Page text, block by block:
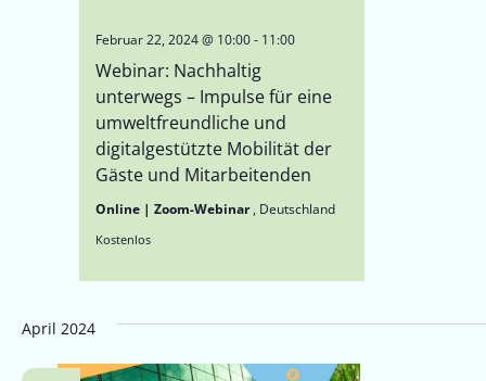
Webinar: Nachhaltig
unterwegs – Impulse für eine
umweltfreundliche und
digitalgestützte Mobilität der
Gäste und Mitarbeitenden
Februar 22, 2024 @ 10:00- 11:00
Online | Zoom-Webinar, Deutschland
Kostenlos
April 2024